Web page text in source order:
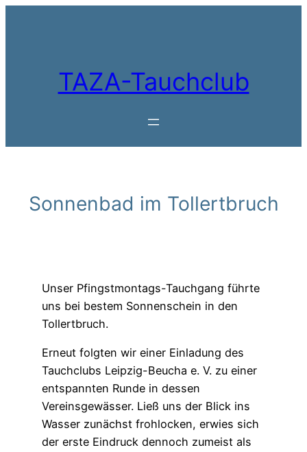
TAZA-Tauchclub
Sonnenbad im Tollertbruch
Unser Pfingstmontags-Tauchgang führte
uns bei bestem Sonnenschein in den
Tollertbruch.
Erneut folgten wir einer Einladung des
Tauchclubs Leipzig-Beucha e. V. zu einer
entspannten Runde in dessen
Vereinsgewässer. Ließ uns der Blick ins
Wasser zunächst frohlocken, erwies sich
der erste Eindruck dennoch zumeist als